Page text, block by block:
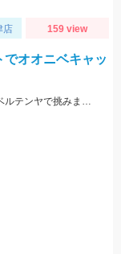
店 159 view
オオニベキャッ
明るい内はジギングで挑戦。暗くなってからはサーベルテンヤで挑みました！！ この日は食いが渋いようでポツポツでしたが、F2～F3タチウオは結構な数がいる様子で今後に期待です！！